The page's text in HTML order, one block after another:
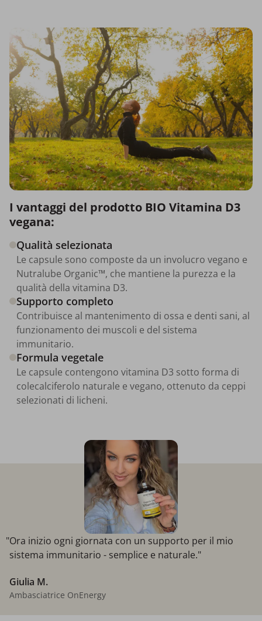
I vantaggi del prodotto BIO Vitamina D3
vegana:
Qualità selezionata
Le capsule sono composte da un involucro vegano e
Nutralube Organic™, che mantiene la purezza e la
qualità della vitamina D3.
Supporto completo
Contribuisce al mantenimento di ossa e denti sani, al
funzionamento dei muscoli e del sistema
immunitario.
Formula vegetale
Le capsule contengono vitamina D3 sotto forma di
colecalciferolo naturale e vegano, ottenuto da ceppi
selezionati di licheni.
"Ora inizio ogni giornata con un supporto per il mio
sistema immunitario - semplice e naturale."
Giulia M.
Ambasciatrice OnEnergy